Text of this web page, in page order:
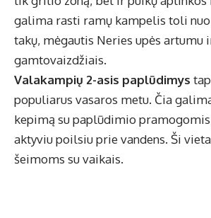
galima rasti ramų kampelis toli
takų, mėgautis Neries upės artumu
gamtovaizdžiais.
Valakampių 2-asis paplūdimys
populiarus vasaros metu. Čia
kepimą su paplūdimio
aktyviu poilsiu prie vandens. Ši
šeimoms su vaikais.